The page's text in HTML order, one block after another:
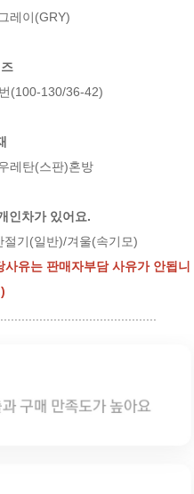
레이(GRY)
(100-130/36-42)
레탄(스판)혼방
인차가 있어요.
기(일반)/겨울(속기모)
유는 판매자부담 사유가 안됩니